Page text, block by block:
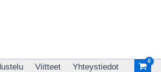
Viitteet Yhteystiedot